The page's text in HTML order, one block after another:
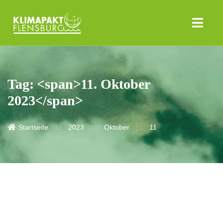
Tag: <span>11. Oktober
2023</span>
Startseite 2023 Oktober 11